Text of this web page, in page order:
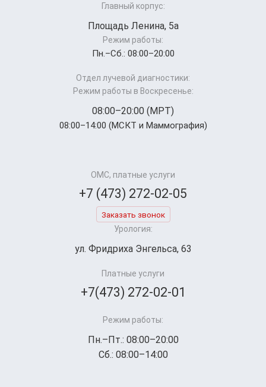
Главный корпус:
Площадь Ленина, 5а
Режим работы:
Пн.–Cб.: 08:00–20:00
Отдел лучевой диагностики:
Режим работы в Воскресенье:
08:00–20:00 (МРТ)
08:00–14:00 (МСКТ и Маммография)
ОМС, платные услуги
+7 (473) 272-02-05
Заказать звонок
Урология:
ул. Фридриха Энгельса, 63
Платные услуги
+7(473) 272-02-01
Режим работы:
Пн.–Пт.: 08:00–20:00
Сб.: 08:00–14:00